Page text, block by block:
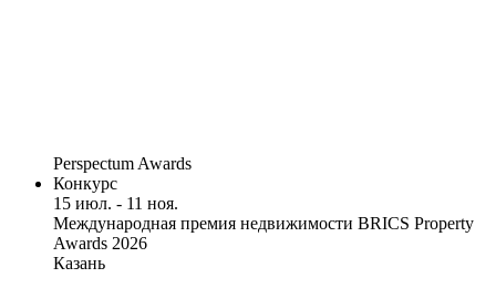
Perspectum Awards
Конкурс
15 июл. - 11 ноя.
Международная премия недвижимости BRICS Property
Awards 2026
Казань